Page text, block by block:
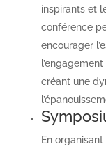
inspirants et
conférence
encourager
créant une
En